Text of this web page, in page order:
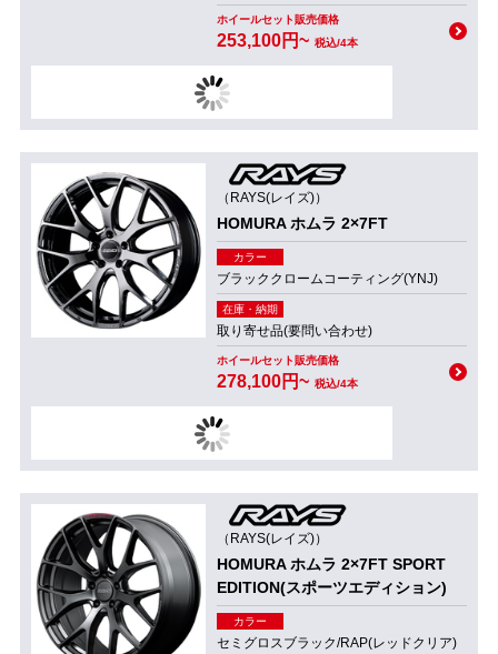
ホイールセット販売価格
253,100円~ 税込/4本
（RAYS(レイズ)）
HOMURA ホムラ 2×7FT
カラー
ブラッククロームコーティング(YNJ)
在庫・納期
取り寄せ品(要問い合わせ)
ホイールセット販売価格
278,100円~ 税込/4本
（RAYS(レイズ)）
HOMURA ホムラ 2×7FT SPORT
EDITION(スポーツエディション)
カラー
セミグロスブラック/RAP(レッドクリア)